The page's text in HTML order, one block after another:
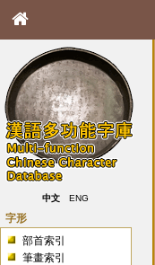
中文 ENG
字形
部首索引
筆畫索引